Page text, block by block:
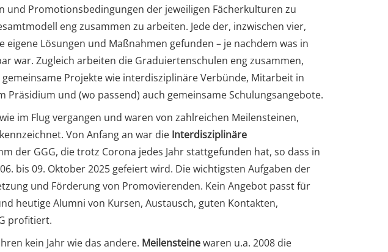
und Promotionsbedingungen der jeweiligen Fächerkulturen zu
eng zusammen zu arbeiten. Jede der, inzwischen vier,
Lösungen und Maßnahmen gefunden – je nachdem was in
war. Zugleich arbeiten die Graduiertenschulen eng zusammen,
Projekte wie interdisziplinäre Verbünde, Mitarbeit in
und (wo passend) auch gemeinsame Schulungsangebote.
im Flug vergangen und waren von zahlreichen Meilensteinen,
Von Anfang an war die Interdisziplinäre
der GGG, die trotz Corona jedes Jahr stattgefunden hat, so dass in
bis 09. Oktober 2025 gefeiert wird. Die wichtigsten Aufgaben der
und Förderung von Promovierenden. Kein Angebot passt für
heutige Alumni von Kursen, Austausch, guten Kontakten,
profitiert.
kein Jahr wie das andere. Meilensteinewaren u.a. 2008 die